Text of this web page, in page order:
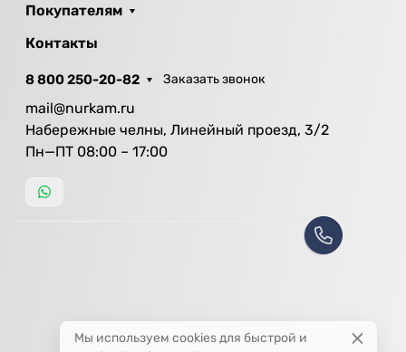
Покупателям
Контакты
8 800 250-20-82 Заказать звонок
mail@nurkam.ru
Набережные челны, Линейный проезд, 3/2
Пн—ПТ 08:00 – 17:00
Мы используем cookies для быстрой и